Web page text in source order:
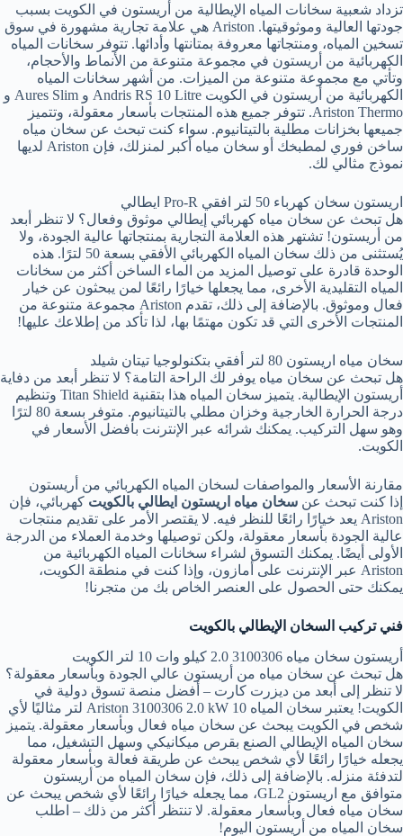
تزداد شعبية سخانات المياه الإيطالية من أريستون في الكويت بسبب
جودتها العالية وموثوقيتها. Ariston هي علامة تجارية مشهورة في سوق
تسخين المياه، ومنتجاتها معروفة بمتانتها وأدائها. تتوفر سخانات المياه
الكهربائية من أريستون في مجموعة متنوعة من الأنماط والأحجام،
وتأتي مع مجموعة متنوعة من الميزات. من أشهر سخانات المياه
الكهربائية من أريستون في الكويت Andris RS 10 Litre و Aures Slim و
Ariston Thermo. تتوفر جميع هذه المنتجات بأسعار معقولة، وتتميز
جميعها بخزانات مطلية بالتيتانيوم. سواء كنت تبحث عن سخان مياه
ساخن فوري لمطبخك أو سخان مياه أكبر لمنزلك، فإن Ariston لديها
نموذج مثالي لك.
اريستون سخان كهرباء 50 لتر افقي Pro-R ايطالي
هل تبحث عن سخان مياه كهربائي إيطالي موثوق وفعال؟ لا تنظر أبعد
من أريستون! تشتهر هذه العلامة التجارية بمنتجاتها عالية الجودة، ولا
يُستثنى من ذلك سخان المياه الكهربائي الأفقي بسعة 50 لترًا. هذه
الوحدة قادرة على توصيل المزيد من الماء الساخن أكثر من سخانات
المياه التقليدية الأخرى، مما يجعلها خيارًا رائعًا لمن يبحثون عن خيار
فعال وموثوق. بالإضافة إلى ذلك، تقدم Ariston مجموعة متنوعة من
المنتجات الأخرى التي قد تكون مهتمًا بها، لذا تأكد من إطلاعك عليها!
سخان مياه اريستون 80 لتر أفقي بتكنولوجيا تيتان شيلد
هل تبحث عن سخان مياه يوفر لك الراحة التامة؟ لا تنظر أبعد من دفاية
أريستون الإيطالية. يتميز سخان المياه هذا بتقنية Titan Shield وتنظيم
درجة الحرارة الخارجية وخزان مطلي بالتيتانيوم. متوفر بسعة 80 لترًا
وهو سهل التركيب. يمكنك شرائه عبر الإنترنت بأفضل الأسعار في
الكويت.
مقارنة الأسعار والمواصفات لسخان المياه الكهربائي من أريستون
إذا كنت تبحث عن سخان مياه اريستون ايطالي بالكويت كهربائي، فإن
Ariston يعد خيارًا رائعًا للنظر فيه. لا يقتصر الأمر على تقديم منتجات
عالية الجودة بأسعار معقولة، ولكن توصيلها وخدمة العملاء من الدرجة
الأولى أيضًا. يمكنك التسوق لشراء سخانات المياه الكهربائية من
Ariston عبر الإنترنت على أمازون، وإذا كنت في منطقة الكويت،
يمكنك حتى الحصول على العنصر الخاص بك من متجرنا!
فني تركيب السخان الإيطالي بالكويت
أريستون سخان مياه 3100306 2.0 كيلو وات 10 لتر الكويت
هل تبحث عن سخان مياه من أريستون عالي الجودة وبأسعار معقولة؟
لا تنظر إلى أبعد من ديزرت كارت – أفضل منصة تسوق دولية في
الكويت! يعتبر سخان المياه Ariston 3100306 2.0 kW 10 لتر مثاليًا لأي
شخص في الكويت يبحث عن سخان مياه فعال وبأسعار معقولة. يتميز
سخان المياه الإيطالي الصنع بقرص ميكانيكي وسهل التشغيل، مما
يجعله خيارًا رائعًا لأي شخص يبحث عن طريقة فعالة وبأسعار معقولة
لتدفئة منزله. بالإضافة إلى ذلك، فإن سخان المياه من أريستون
متوافق مع اريستون GL2، مما يجعله خيارًا رائعًا لأي شخص يبحث عن
سخان مياه فعال وبأسعار معقولة. لا تنتظر أكثر من ذلك – اطلب
سخان المياه من أريستون اليوم!